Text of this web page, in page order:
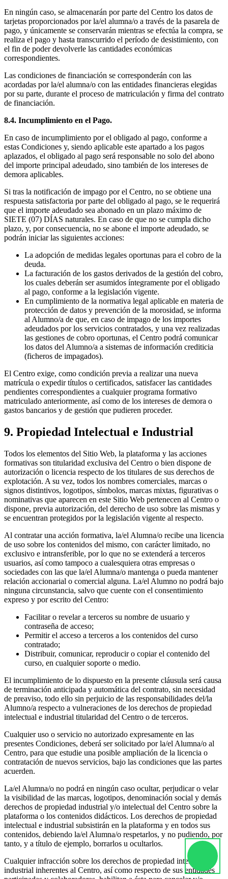
En ningún caso, se almacenarán por parte del Centro los datos de
tarjetas proporcionados por la/el alumna/o a través de la pasarela de
pago, y únicamente se conservarán mientras se efectúa la compra, se
realiza el pago y hasta transcurrido el período de desistimiento, con
el fin de poder devolverle las cantidades económicas
correspondientes.
Las condiciones de financiación se corresponderán con las
acordadas por la/el alumna/o con las entidades financieras elegidas
por su parte, durante el proceso de matriculación y firma del contrato
de financiación.
8.4. Incumplimiento en el Pago.
En caso de incumplimiento por el obligado al pago, conforme a
estas Condiciones y, siendo aplicable este apartado a los pagos
aplazados, el obligado al pago será responsable no solo del abono
del importe principal adeudado, sino también de los intereses de
demora aplicables.
Si tras la notificación de impago por el Centro, no se obtiene una
respuesta satisfactoria por parte del obligado al pago, se le requerirá
que el importe adeudado sea abonado en un plazo máximo de
SIETE (07) DÍAS naturales. En caso de que no se cumpla dicho
plazo, y, por consecuencia, no se abone el importe adeudado, se
podrán iniciar las siguientes acciones:
La adopción de medidas legales oportunas para el cobro de la
deuda.
La facturación de los gastos derivados de la gestión del cobro,
los cuales deberán ser asumidos íntegramente por el obligado
al pago, conforme a la legislación vigente.
En cumplimiento de la normativa legal aplicable en materia de
protección de datos y prevención de la morosidad, se informa
al Alumno/a de que, en caso de impago de los importes
adeudados por los servicios contratados, y una vez realizadas
las gestiones de cobro oportunas, el Centro podrá comunicar
los datos del Alumno/a a sistemas de información crediticia
(ficheros de impagados).
El Centro exige, como condición previa a realizar una nueva
matrícula o expedir títulos o certificados, satisfacer las cantidades
pendientes correspondientes a cualquier programa formativo
matriculado anteriormente, así como de los intereses de demora o
gastos bancarios y de gestión que pudieren proceder.
9. Propiedad Intelectual e Industrial
Todos los elementos del Sitio Web, la plataforma y las acciones
formativas son titularidad exclusiva del Centro o bien dispone de
autorización o licencia respecto de los titulares de sus derechos de
explotación. A su vez, todos los nombres comerciales, marcas o
signos distintivos, logotipos, símbolos, marcas mixtas, figurativas o
nominativas que aparecen en este Sitio Web pertenecen al Centro o
dispone, previa autorización, del derecho de uso sobre las mismas y
se encuentran protegidos por la legislación vigente al respecto.
Al contratar una acción formativa, la/el Alumna/o recibe una licencia
de uso sobre los contenidos del mismo, con carácter limitado, no
exclusivo e intransferible, por lo que no se extenderá a terceros
usuarios, así como tampoco a cualesquiera otras empresas o
sociedades con las que la/el Alumna/o mantenga o pueda mantener
relación accionarial o comercial alguna. La/el Alumno no podrá bajo
ninguna circunstancia, salvo que cuente con el consentimiento
expreso y por escrito del Centro:
Facilitar o revelar a terceros su nombre de usuario y
contraseña de acceso;
Permitir el acceso a terceros a los contenidos del curso
contratado;
Distribuir, comunicar, reproducir o copiar el contenido del
curso, en cualquier soporte o medio.
El incumplimiento de lo dispuesto en la presente cláusula será causa
de terminación anticipada y automática del contrato, sin necesidad
de preaviso, todo ello sin perjuicio de las responsabilidades del/la
Alumno/a respecto a vulneraciones de los derechos de propiedad
intelectual e industrial titularidad del Centro o de terceros.
Cualquier uso o servicio no autorizado expresamente en las
presentes Condiciones, deberá ser solicitado por la/el Alumna/o al
Centro, para que estudie una posible ampliación de la licencia o
contratación de nuevos servicios, bajo las condiciones que las partes
acuerden.
La/el Alumna/o no podrá en ningún caso ocultar, perjudicar o velar
la visibilidad de las marcas, logotipos, denominación social y demás
derechos de propiedad industrial y/o intelectual del Centro sobre la
plataforma o los contenidos didácticos. Los derechos de propiedad
intelectual e industrial subsistirán en la plataforma y en todos sus
contenidos, debiendo la/el Alumna/o respetarlos, y no pudiendo, por
tanto, y a título de ejemplo, borrarlos u ocultarlos.
Cualquier infracción sobre los derechos de propiedad intelectual e
industrial inherentes al Centro, así como respecto de sus entidades